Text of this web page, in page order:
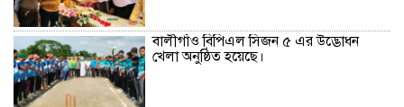
বালীগাঁও বিপিএল সিজন ৫ এর উদ্ভোধন
খেলা অনুষ্ঠিত হয়েছে।